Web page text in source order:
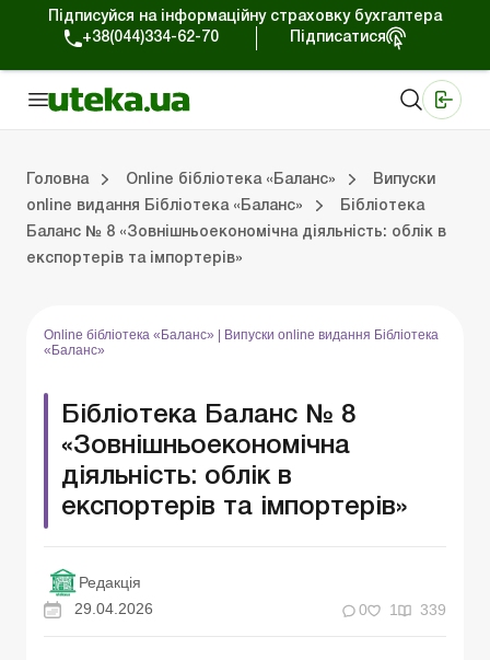
Підписуйся на інформаційну страховку бухгалтера
+38(044)334-62-70
Підписатися
Головна Online бібліотека «Баланс»
Випуски
online видання Бібліотека «Баланс»
Бібліотека
Баланс № 8 «Зовнішньоекономічна діяльність: облік в
експортерів та імпортерів»
Online бібліотека «Баланс»
Випуски online видання Бібліотека
«Баланс»
Бібліотека Баланс № 8
«Зовнішньоекономічна
діяльність: облік в
експортерів та імпортерів»
Редакція
29.04.2026
0 1 339